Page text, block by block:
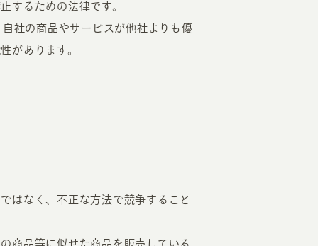
するための法律です。
社の商品やサービスが他社よりも優
があります。
はなく、不正な方法で競争すること
商品等に似せた商品を販売している